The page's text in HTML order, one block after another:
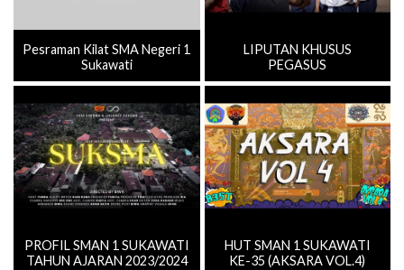
Pesraman Kilat SMA Negeri 1
Sukawati
LIPUTAN KHUSUS
PEGASUS
PROFIL SMAN 1 SUKAWATI
TAHUN AJARAN 2023/2024
HUT SMAN 1 SUKAWATI
KE-35 (AKSARA VOL.4)